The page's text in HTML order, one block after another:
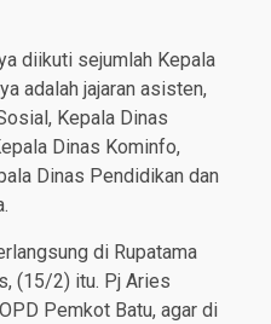
diikuti sejumlah Kepala
adalah jajaran asisten,
Kepala Dinas
Dinas Kominfo,
Dinas Pendidikan dan
di Rupatama
(15/2) itu. Pj Aries
Pemkot Batu, agar di